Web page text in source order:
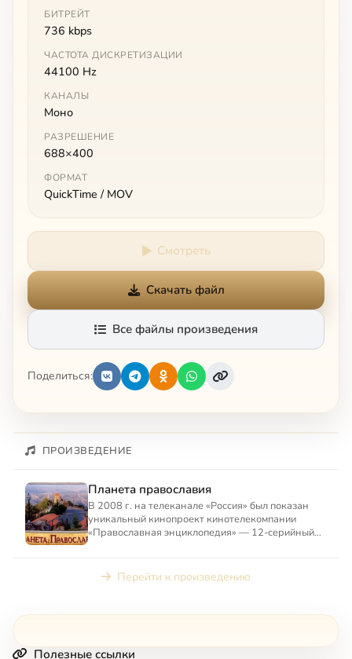
БИТРЕЙТ
736 kbps
ЧАСТОТА ДИСКРЕТИЗАЦИИ
44100 Hz
КАНАЛЫ
Моно
РАЗРЕШЕНИЕ
688×400
ФОРМАТ
QuickTime / MOV
Смотреть
Скачать файл
Все файлы произведения
Поделиться:
ПРОИЗВЕДЕНИЕ
Планета православия
В 2008 г. на телеканале «Россия» был показан
уникальный кинопроект кинотелекомпании
«Православная энциклопедия» — 12-серийный
Перейти к произведению
Полезные ссылки